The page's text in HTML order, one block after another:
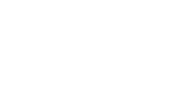
cald BOSCH